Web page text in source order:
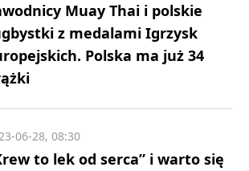
Muay Thai i polskie
z medalami Igrzysk
Polska ma już 34
to lek od serca” i warto się
06-28, 08:30